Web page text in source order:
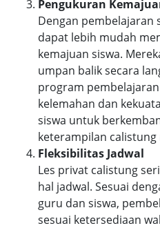
Pengukuran
Dengan pembelajaran
dapat lebih mudah
kemajuan siswa.
umpan balik secara
program
kelemahan dan
siswa untuk
keterampilan calistung
Fleksibilitas Jadwal
Les privat calistung
hal jadwal. Sesuai
guru dan siswa,
sesuai ketersediaan